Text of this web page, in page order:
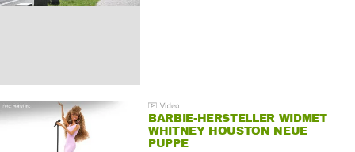
BARBIE-HERSTELLER WIDMET
WHITNEY HOUSTON NEUE
PUPPE